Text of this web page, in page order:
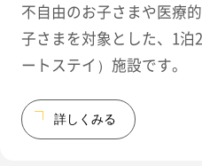
不自由のお子さまや医療
子さまを対象とした、1泊
ートステイ）施設です。
詳しくみる